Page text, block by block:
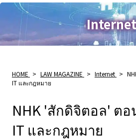
Internet
HOME > LAW MAGAZINE > Internet >
IT และกฎหมาย
NHK 'สักดิจิตอล' ต
IT และกฎหมาย